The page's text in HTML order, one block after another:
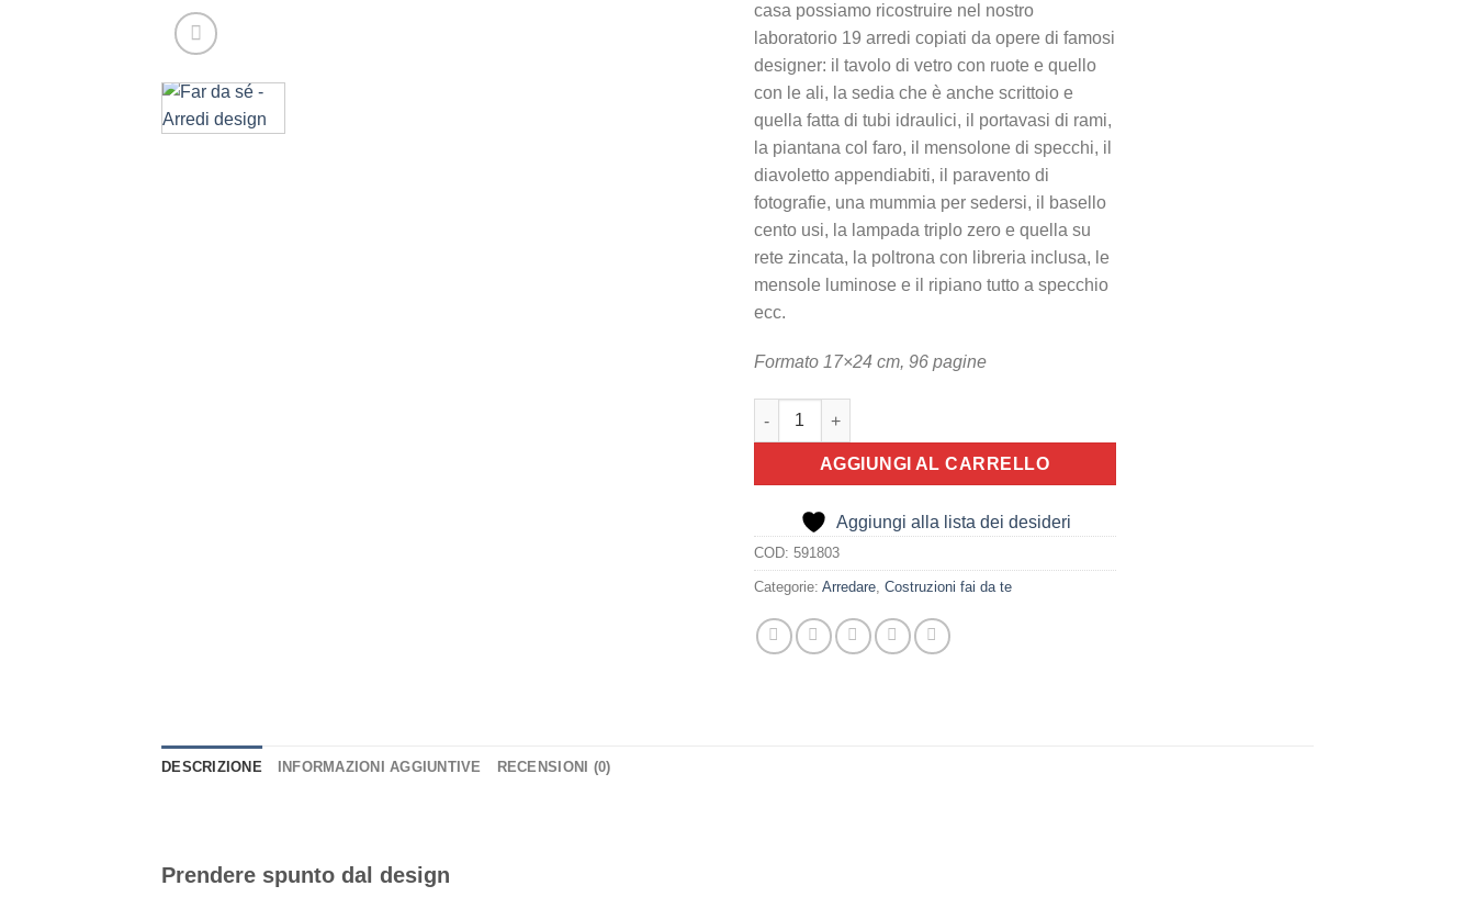
casa possiamo ricostruire nel nostro
laboratorio 19 arredi copiati da opere di famosi
designer: i l tavolo di vetro con ruote e quello
con le ali, la sedia che è anche scrittoio e
quella fatta di tubi idraulici, il portavasi di rami,
la piantana col faro, il mensolone di specchi, il
diavoletto appendiabiti, il paravento di
fotografie, una mummia per sedersi, il basello
cento usi, la lampada triplo zero e quella su
rete zincata, la poltrona con libreria inclusa, le
mensole luminose e il ripiano tutto a specchio
ecc.
Formato 17×24 cm, 96 pagine
Far da sé - Arredi design quantità
AGGIUNGI AL CARRELLO
Aggiungi alla lista dei desideri
COD: 591803
Categorie: Arredare, Costruzioni fai da te
DESCRIZIONE INFORMAZIONI AGGIUNTIVE RECENSIONI (0)
Prendere spunto dal design